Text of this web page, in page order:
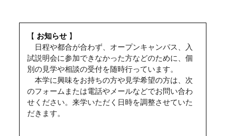
【 お知らせ】
日程や都合が合わず、オープンキャンパス、入
試説明会に参加できなかった方などのために、個
別の見学や相談の受付を随時行っています。
本学に興味をお持ちの方や見学希望の方は、次
のフォームまたは電話やメールなどでお問い合わ
せください。来学いただく日時を調整させていた
だきます。